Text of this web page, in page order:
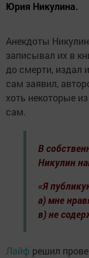
Юрия Никулина.
Анекдоты
записывал их в
до смерти, издал
сам заявил,
хоть некоторые
сам.
В
Никулин
«Я
а) мне
в) не
Лайф решил